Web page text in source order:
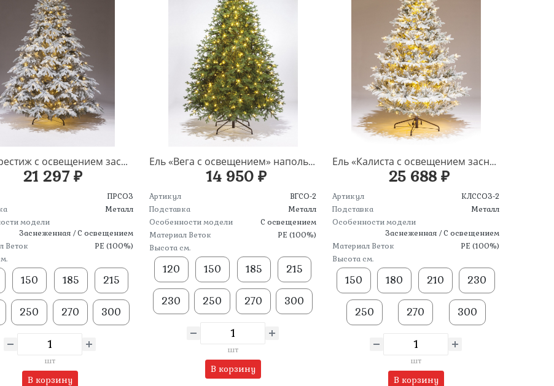
Ель «Престиж с освещением заснеженный» напольная
21 297 ₽
ПРСОЗ
Металл
модели
Заснеженная / С освещением
Веток
PE (100%)
150 185 215
250 270 300
шт
В корзину
Ель «Вега с освещением» напольная
14 950 ₽
Артикул
ВГСО-2
Подставка
Металл
Особенности модели
С освещением
Материал Веток
PE (100%)
Высота см.
120 150 185 215
230 250 270 300
шт
В корзину
Ель «Калиста с освещением заснеженная» напольная
25 688 ₽
Артикул
КЛССОЗ-2
Подставка
Металл
Особенности модели
Заснеженная / С освещением
Материал Веток
PE (100%)
Высота см.
150 180 210 230
250 270 300
шт
В корзину